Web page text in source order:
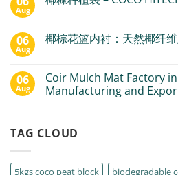
Aug
06
Aug
椰棕花篮内衬：天然椰纤
06
Aug
Coir Mulch Mat Factory
Manufacturing and
TAG CLOUD
5kgs coco peat block
biodegradable